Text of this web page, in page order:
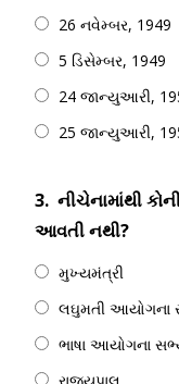
26 નવેમ્બર, 1949
5 ડિસેમ્બર, 1949
24 જાન્યુઆરી,
25 જાન્યુઆરી,
3. નીચેનામાંથી
આવતી નથી?
મુખ્યમંત્રી
લઘુમતી આયોગના
ભાષા આયોગના